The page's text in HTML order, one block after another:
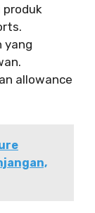
produk
yang
allowance